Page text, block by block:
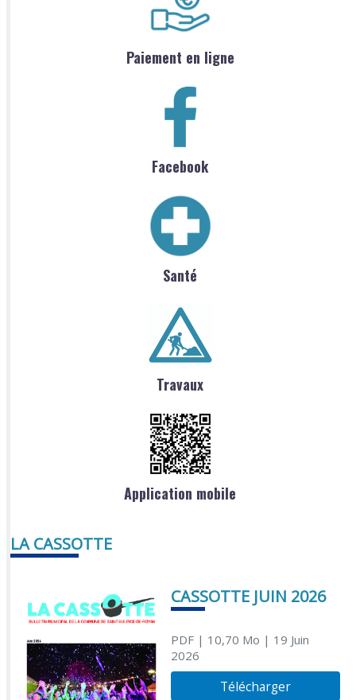
Paiement en ligne
Facebook
Santé
Travaux
Application mobile
LA CASSOTTE
CASSOTTE JUIN 2026
PDF| 10,70 Mo | 19 Juin
2026
Télécharger